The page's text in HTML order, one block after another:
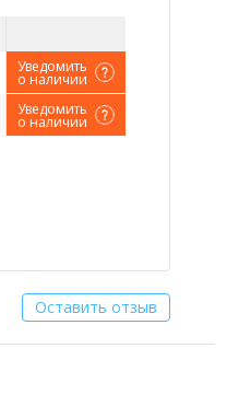
Уведомить
о наличии
Уведомить
о наличии
Оставить отзыв